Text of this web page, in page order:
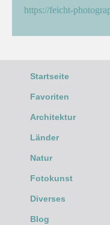
https://feicht-
Startseite
Favoriten
Architektur
Länder
Natur
Fotokunst
Diverses
Blog